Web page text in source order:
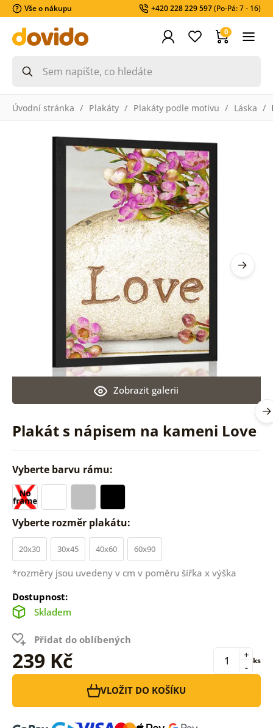
Vše o nákupu +420 228 229 597(Po-Pá: 7 - 16)
0
Úvodní stránka Plakáty Plakáty podle motivu Láska
Plakát s nápisem na kameni Love
Zobrazit galerii
Vyberte barvu rámu:
Vyberte rozměr plakátu:
20x30 30x45 40x60 60x90
*rozměry jsou uvedeny v cm v poměru šířka x výška
Dostupnost:
Skladem
Přidat do oblíbených
239 Kč -
+ ks
VLOŽIT DO KOŠÍKU